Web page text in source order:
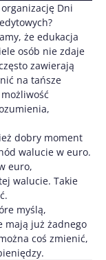
Dni
że edukacja
osób nie zdaje
zawierają
na tańsze
dobry moment
walucie w euro.
euro,
walucie. Takie
myślą,
mają już żadnego
coś zmienić,